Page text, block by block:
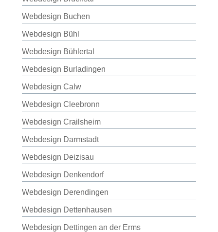
Webdesign Buchen
Webdesign Bühl
Webdesign Bühlertal
Webdesign Burladingen
Webdesign Calw
Webdesign Cleebronn
Webdesign Crailsheim
Webdesign Darmstadt
Webdesign Deizisau
Webdesign Denkendorf
Webdesign Derendingen
Webdesign Dettenhausen
Webdesign Dettingen an der Erms